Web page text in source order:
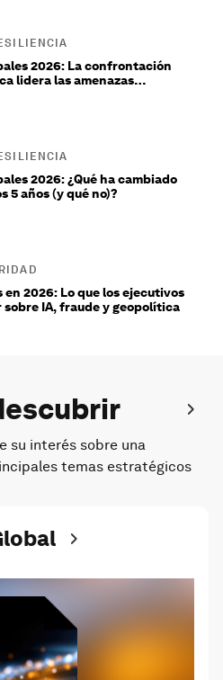
2026: La confrontación
lidera las amenazas
2026: ¿Qué ha cambiado
5 años (y qué no)?
en 2026: Lo que los ejecutivos
sobre IA, fraude y geopolítica
su interés sobre una
temas estratégicos